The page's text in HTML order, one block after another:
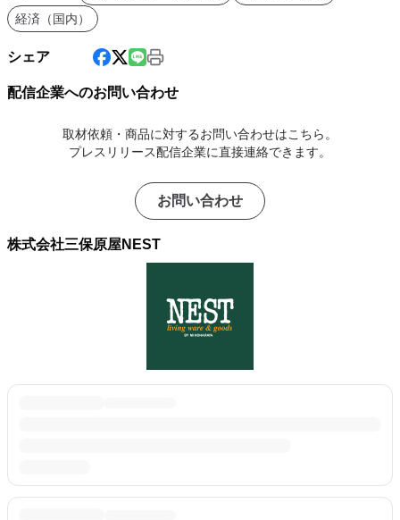
経済（国内）
シェア
配信企業へのお問い合わせ
取材依頼・商品に対するお問い合わせはこちら。
プレスリリース配信企業に直接連絡できます。
お問い合わせ
株式会社三保原屋NEST